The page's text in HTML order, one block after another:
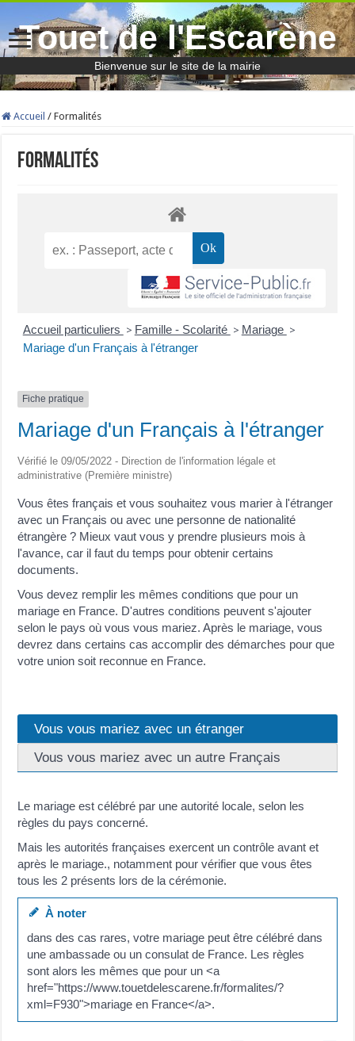
Touet de l'Escarène
Bienvenue sur le site de la mairie
Accueil / Formalités
Formalités
Accueil particuliers > Famille - Scolarité > Mariage >
Mariage d'un Français à l'étranger
Fiche pratique
Mariage d'un Français à l'étranger
Vérifié le 09/05/2022 - Direction de l'information légale et
administrative (Première ministre)
Vous êtes français et vous souhaitez vous marier à l'étranger
avec un Français ou avec une personne de nationalité
étrangère ? Mieux vaut vous y prendre plusieurs mois à
l'avance, car il faut du temps pour obtenir certains
documents.
Vous devez remplir les mêmes conditions que pour un
mariage en France. D'autres conditions peuvent s'ajouter
selon le pays où vous vous mariez. Après le mariage, vous
devrez dans certains cas accomplir des démarches pour que
votre union soit reconnue en France.
Vous vous mariez avec un étranger
Vous vous mariez avec un autre Français
Le mariage est célébré par une autorité locale, selon les
règles du pays concerné.
Mais les autorités françaises exercent un contrôle avant et
après le mariage., notamment pour vérifier que vous êtes
tous les 2 présents lors de la cérémonie.
À noter
dans des cas rares, votre mariage peut être célébré dans
une ambassade ou un consulat de France. Les règles
sont alors les mêmes que pour un <a
href="https://www.touetdelescarene.fr/formalites/?
xml=F930">mariage en France</a>.